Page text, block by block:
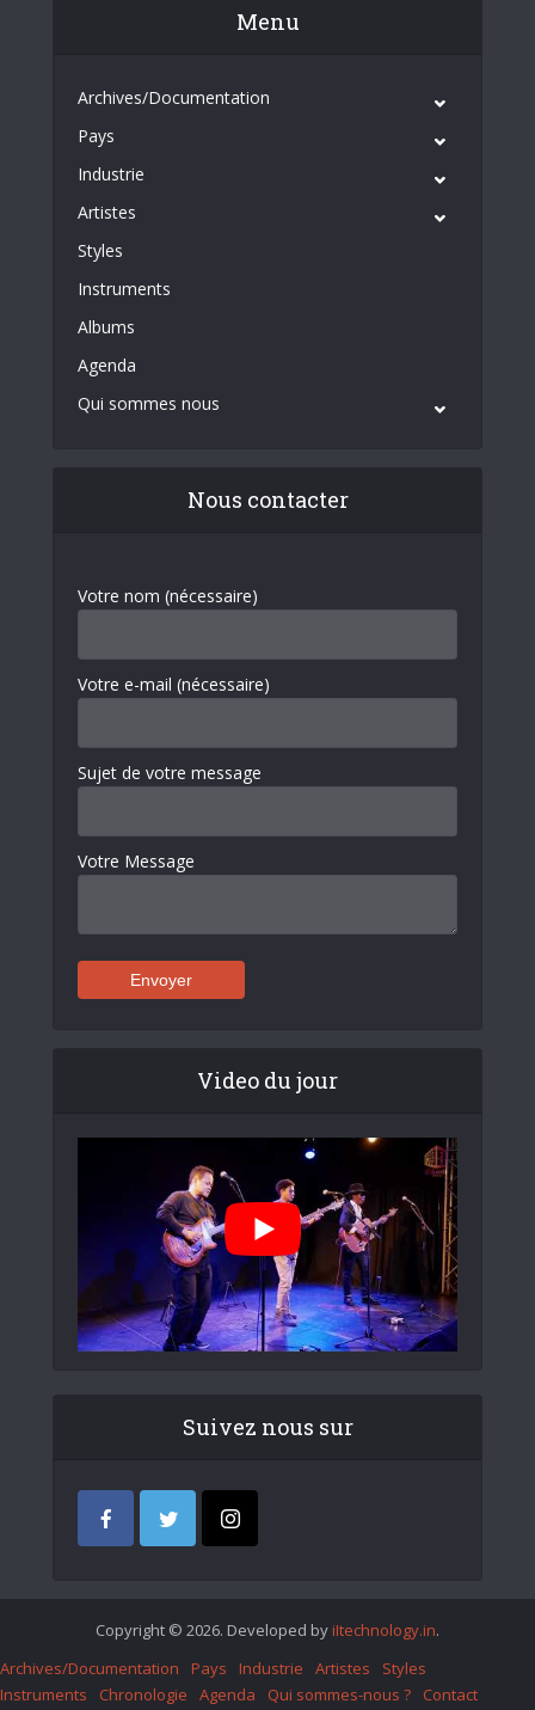
Menu
Archives/Documentation
Pays
Industrie
Artistes
Styles
Instruments
Albums
Agenda
Qui sommes nous
Nous contacter
Votre nom (nécessaire)
Votre e-mail (nécessaire)
Sujet de votre message
Votre Message
Video du jour
Suivez nous sur
Copyright © 2026. Developed by iItechnology.in.
Archives/Documentation
Pays Industrie Artistes
Styles
Instruments
Chronologie Agenda Qui sommes-nous ? Contact